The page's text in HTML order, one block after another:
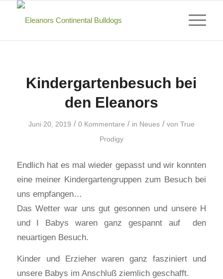
Kindergartenbesuch bei
den Eleanors
Juni 20, 2019 / 0 Kommentare / in Neues / von True
Prodigy
Endlich hat es mal wieder gepasst und wir konnten
eine meiner Kindergartengruppen zum Besuch bei
uns empfangen…
Das Wetter war uns gut gesonnen und unsere H
und I Babys waren ganz gespannt auf den
neuartigen Besuch.
Kinder und Erzieher waren ganz fasziniert und
unsere Babys im Anschluß ziemlich geschafft.